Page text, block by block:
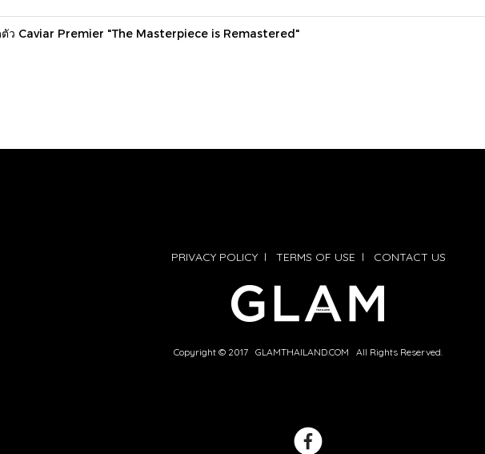
ตัว Caviar Premier "The Masterpiece is Remastered"
PRIVACY POLICYl TERMS OF USE l CONTACT US
Copyright © 2017 GLAMTHAILAND.COM All Rights Reserved.